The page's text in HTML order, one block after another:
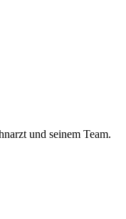
und seinem Team.